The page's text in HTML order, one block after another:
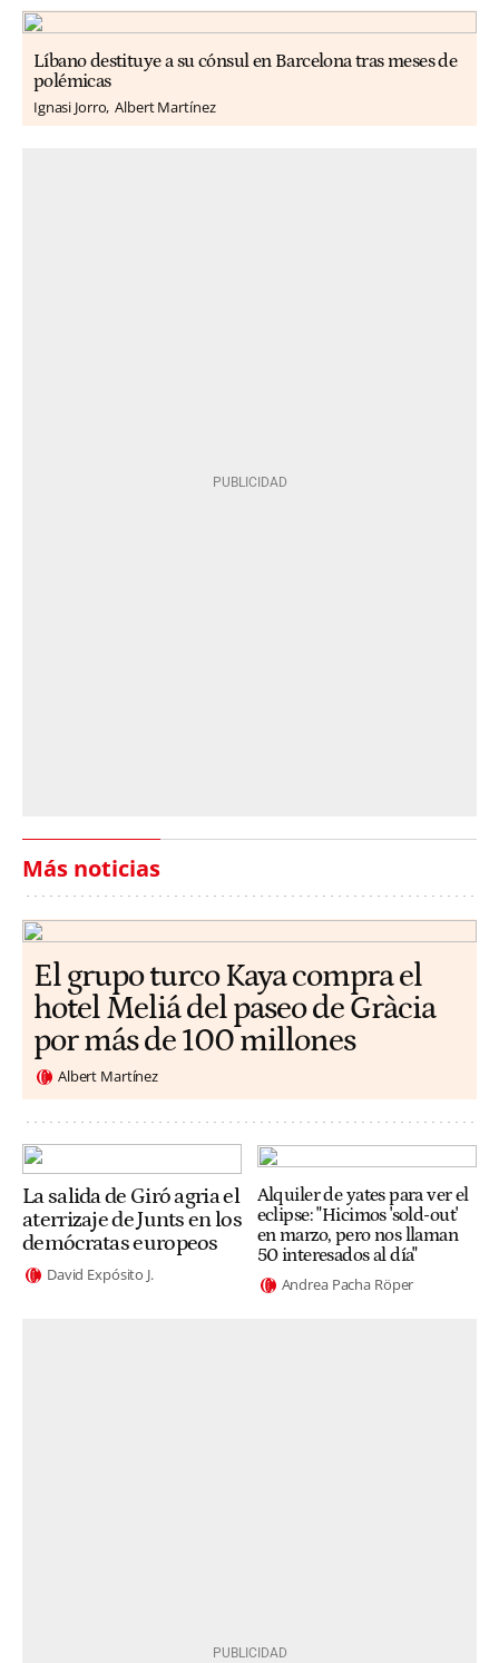
Líbano destituye a su cónsul en Barcelona tras meses de
polémicas
Ignasi Jorro Albert Martínez
Más noticias
El grupo turco Kaya compra el
hotel Meliá del paseo de Gràcia
por más de 100 millones
Albert Martínez
La salida de Giró agria el
aterrizaje de Junts en los
demócratas europeos
David Expósito J.
Alquiler de yates para ver el
eclipse: "Hicimos 'sold-out'
en marzo, pero nos llaman
50 interesados al día"
Andrea Pacha Röper